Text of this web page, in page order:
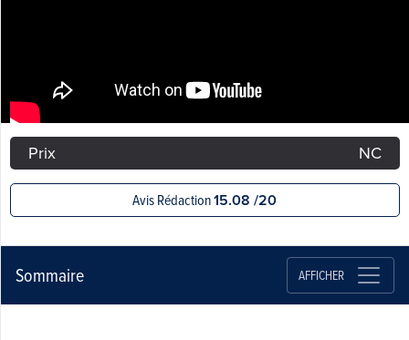
Prix NC
Avis Rédaction15.08 /20
Sommaire AFFICHER